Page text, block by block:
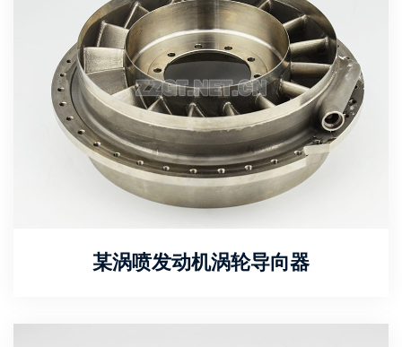
某涡喷发动机涡轮导向器